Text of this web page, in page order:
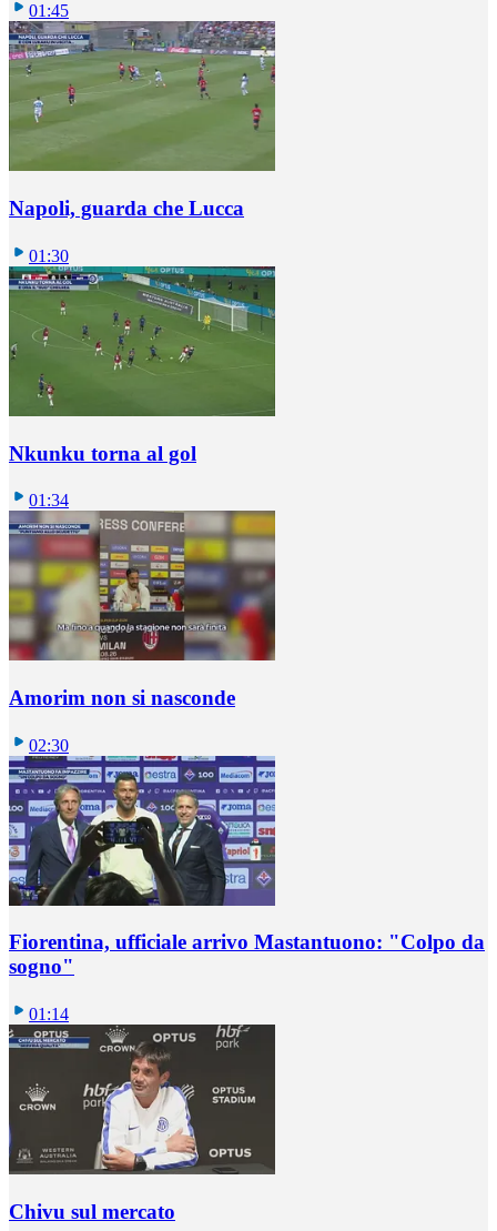
01:45
Napoli, guarda che Lucca
01:30
Nkunku torna al gol
01:34
Amorim non si nasconde
02:30
Fiorentina, ufficiale arrivo Mastantuono: "Colpo da
sogno"
01:14
Chivu sul mercato